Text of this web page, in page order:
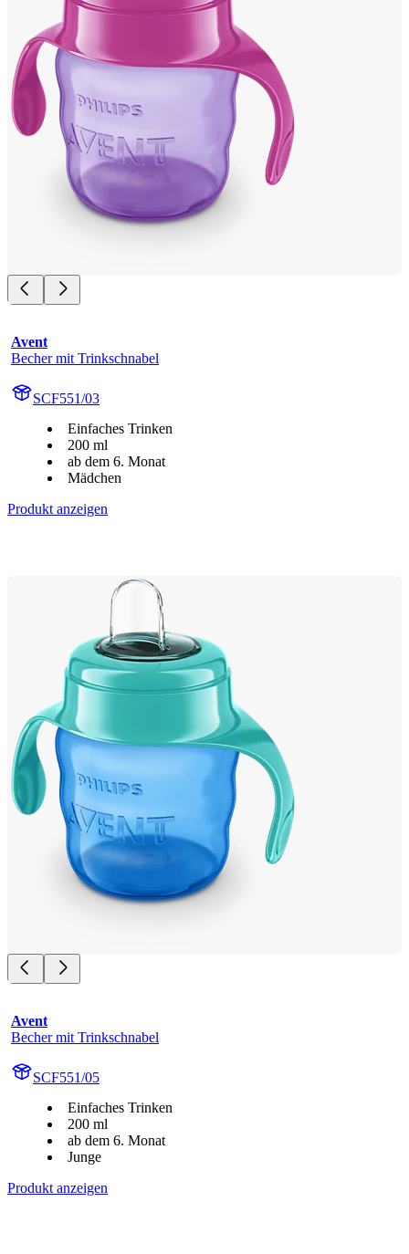
Avent
Becher mit Trinkschnabel
SCF551/03
Einfaches Trinken
200 ml
ab dem 6. Monat
Mädchen
Produkt anzeigen
Avent
Becher mit Trinkschnabel
SCF551/05
Einfaches Trinken
200 ml
ab dem 6. Monat
Junge
Produkt anzeigen